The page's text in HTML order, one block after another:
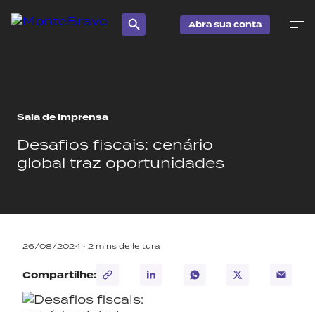
Abra sua conta
Sala de Imprensa
Desafios fiscais: cenário
global traz oportunidades
26/08/2024 • 2 mins de leitura
Compartilhe: